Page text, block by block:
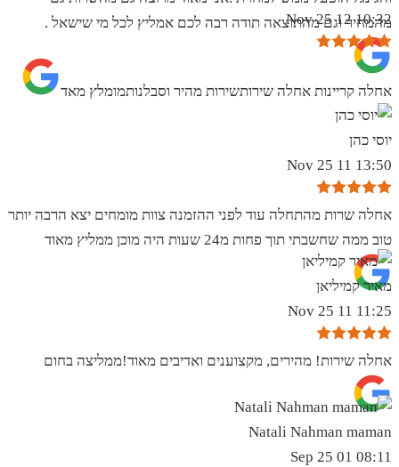
מהמחיר וגם מהתוצאה תודה רבה לכם אמליץ לכל מי שישאל .
10:32 12 Nov 25
אחלה קריינות אחלה שירותשירות מהיר וסבלנותמומלץ מאד
יוסי כהן
13:50 11 Nov 25
אחלה שרות מהתחלה עוד לפני ההזמנה צוות מומחים יצא הרבה יותר
טוב ממה שחשבתי תוך פחות מ24 שעות היה מוכן ממליץ מאוד
מאיר קמיליאן
11:25 11 Nov 25
אחלה שירות! מהירים, מקצוענים ואדיבים מאוד!ממליצה בחום
Natali Nahman maman
08:11 01 Sep 25